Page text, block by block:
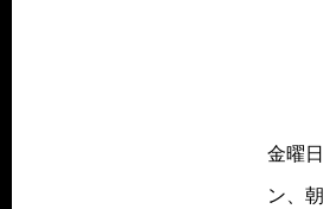
金曜
ン、